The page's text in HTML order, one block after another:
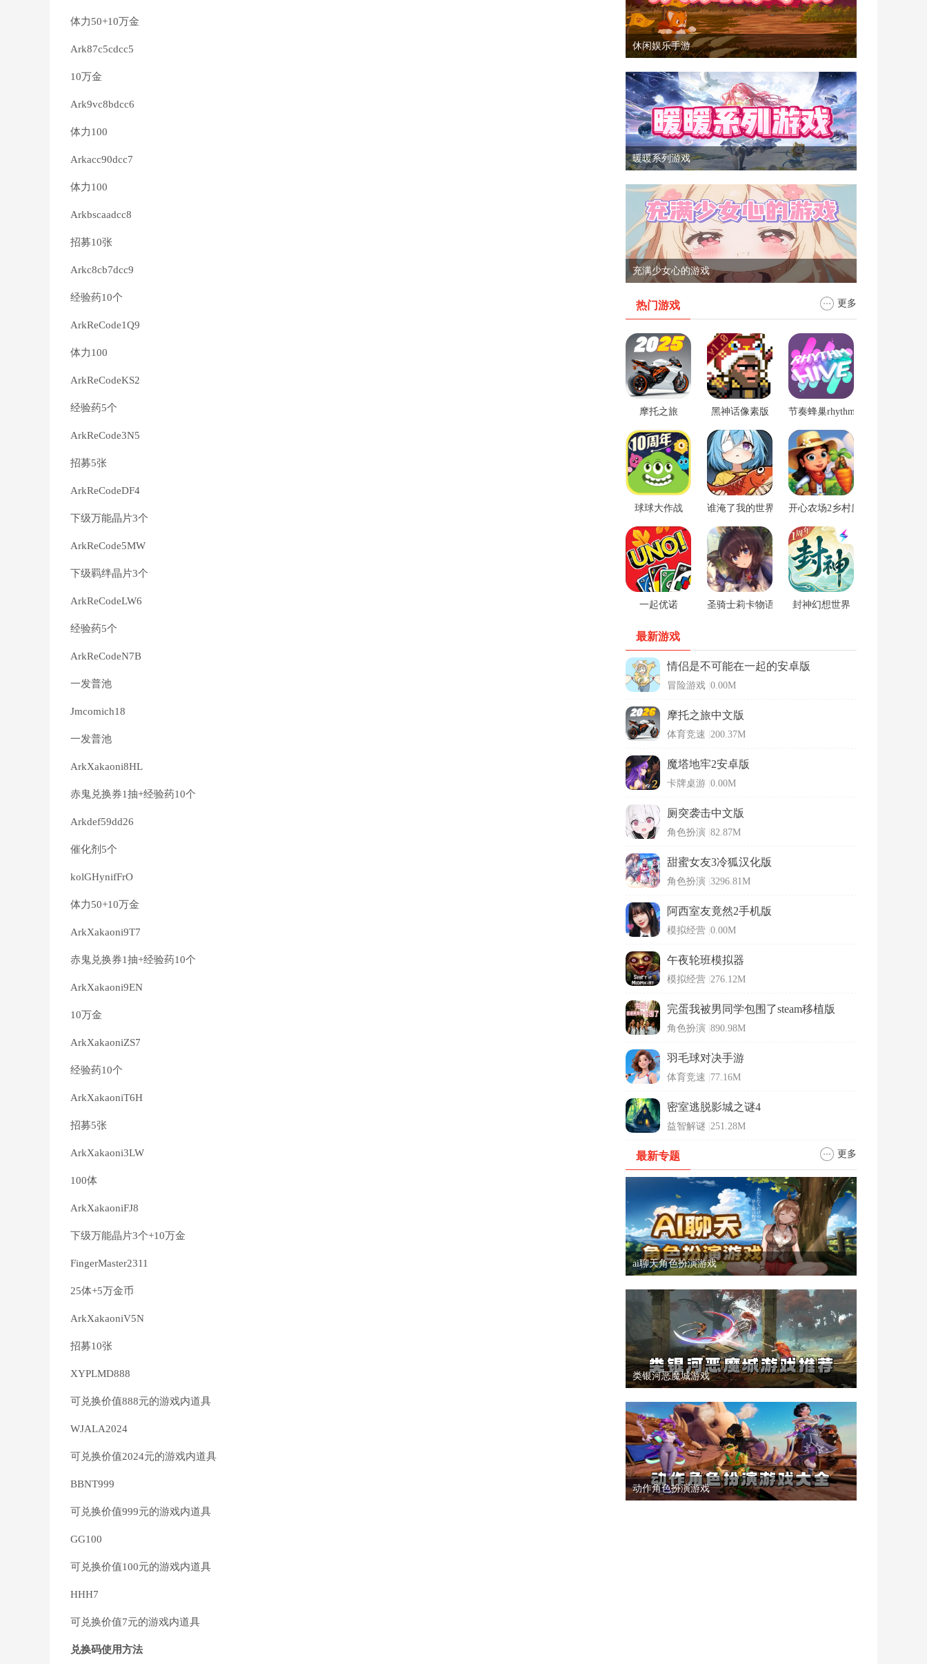
体力50+10万金
Ark87c5cdcc5
10万金
Ark9vc8bdcc6
体力100
Arkacc90dcc7
体力100
Arkbscaadcc8
招募10张
Arkc8cb7dcc9
经验药10个
ArkReCode1Q9
体力100
ArkReCodeKS2
经验药5个
ArkReCode3N5
招募5张
ArkReCodeDF4
下级万能晶片3个
ArkReCode5MW
下级羁绊晶片3个
ArkReCodeLW6
经验药5个
ArkReCodeN7B
一发普池
Jmcomich18
一发普池
ArkXakaoni8HL
赤鬼兑换券1抽+经验药10个
Arkdef59dd26
催化剂5个
kolGHynifFrO
体力50+10万金
ArkXakaoni9T7
赤鬼兑换券1抽+经验药10个
ArkXakaoni9EN
10万金
ArkXakaoniZS7
经验药10个
ArkXakaoniT6H
招募5张
ArkXakaoni3LW
100体
ArkXakaoniFJ8
下级万能晶片3个+10万金
FingerMaster2311
25体+5万金币
ArkXakaoniV5N
招募10张
XYPLMD888
可兑换价值888元的游戏内道具
WJALA2024
可兑换价值2024元的游戏内道具
BBNT999
可兑换价值999元的游戏内道具
GG100
可兑换价值100元的游戏内道具
HHH7
可兑换价值7元的游戏内道具
兑换码使用方法
休闲娱乐手游
暖暖系列游戏
充满少女心的游戏
热门游戏 更多
摩托之旅 黑神话像素版 节奏蜂巢rhythm hive
球球大作战 谁淹了我的世界游戏开心农场2乡村度假中文版
一起优诺 圣骑士莉卡物语安卓手游封神幻想世界
最新游戏
情侣是不可能在一起的安卓版
冒险游戏 0.00M
摩托之旅中文版
体育竞速 200.37M
魔塔地牢2安卓版
卡牌桌游 0.00M
厕突袭击中文版
角色扮演 82.87M
甜蜜女友3冷狐汉化版
角色扮演 3296.81M
阿西室友竟然2手机版
模拟经营 0.00M
午夜轮班模拟器
模拟经营 276.12M
完蛋我被男同学包围了steam移植版
角色扮演 890.98M
羽毛球对决手游
体育竞速 77.16M
密室逃脱影城之谜4
益智解谜 251.28M
最新专题 更多
ai聊天角色扮演游戏
类银河恶魔城游戏
动作角色扮演游戏